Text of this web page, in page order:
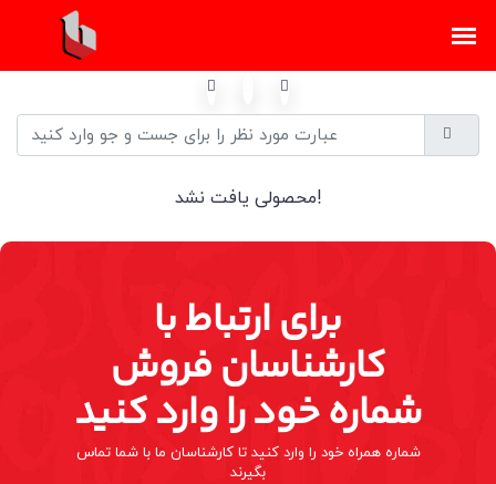
محصولی یافت نشد!
برای ارتباط با
کارشناسان فروش
شماره خود را وارد کنید
شماره همراه خود را وارد کنید تا کارشناسان ما با شما تماس
بگیرند